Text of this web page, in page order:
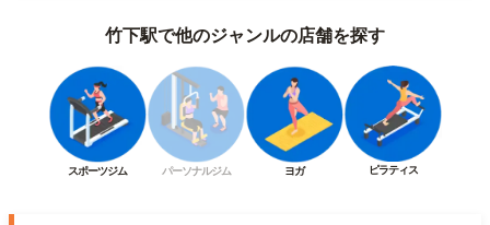
竹下駅で他のジャンルの店舗を探す
スポーツジム パーソナルジム ヨガ ピラティス